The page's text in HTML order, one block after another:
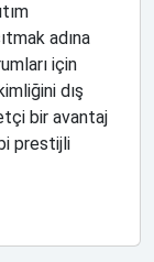
adına
için
dış
bir avantaj
prestijli